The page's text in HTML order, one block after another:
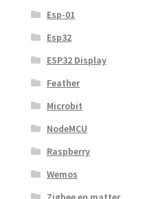
Esp-01
Esp32
ESP32 Display
Feather
Microbit
NodeMCU
Raspberry
Wemos